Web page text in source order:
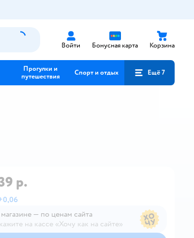
Войти Бонусная карта Корзина
Прогулки и
путешествия
Спорт и отдых Ещё 7
р.
0,06
— по ценам сайта
на кассе «Хочу как на сайте»
— по ценам сайта